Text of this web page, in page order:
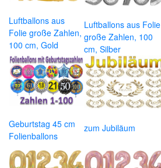
Luftballons aus
Folie große Zahlen,
100 cm, Gold
Luftballons aus Folie
große Zahlen, 100
cm, Silber
Geburtstag 45 cm
Folienballons
zum Jubiläum